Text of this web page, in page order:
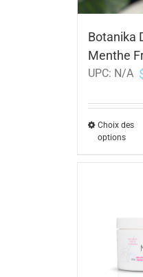
Botanika
Menthe
UPC: N/A
Choix des
options